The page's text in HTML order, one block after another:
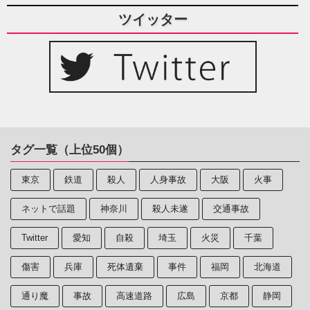
ツイッター
タグ一覧（上位50個）
東京 鉄道 殺人 人身事故 大阪 火事
ネットで話題 神奈川 殺人未遂 交通事故
Twitter 愛知 自殺 埼玉 火災 千葉
傷害 兵庫 死体遺棄 事件 福岡 北海道
通り魔 事故 高速道路 広島 京都 静岡